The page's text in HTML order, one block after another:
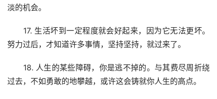
淡的机会。
17. 生活坏到一定程度就会好起来，因为它无法更坏。
努力过后，才知道许多事情，坚持坚持，就过来了。
18. 人生的某些障碍，你是逃不掉的。与其费尽周折绕
过去，不如勇敢的地攀越，或许这会铸就你人生的高点。